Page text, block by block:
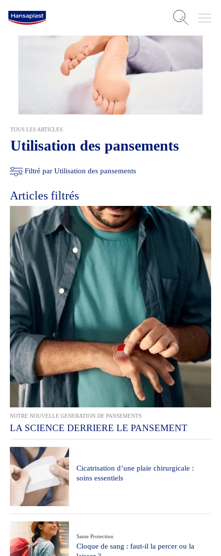
TOUS LES ARTICLES
Utilisation des pansements
Filtré par Utilisation des pansements
Articles filtrés
NOTRE NOUVELLE GENERATION DE PANSEMENTS
LA SCIENCE DERRIERE LE PANSEMENT
Cicatrisation d’une plaie chirurgicale :
soins essentiels
Sante Protection
Cloque de sang : faut-il la percer ou la